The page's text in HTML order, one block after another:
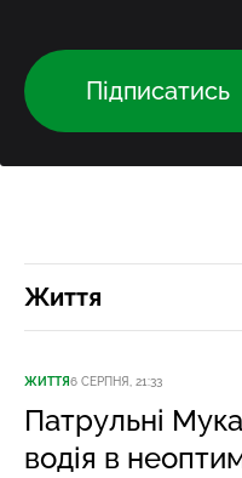
Підписатись
Життя
ЖИТТЯ6 СЕРПНЯ, 21:33
Патрульні
водія в